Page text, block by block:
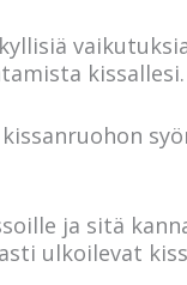
kissallesi.
ja sitä
ulkoilevat